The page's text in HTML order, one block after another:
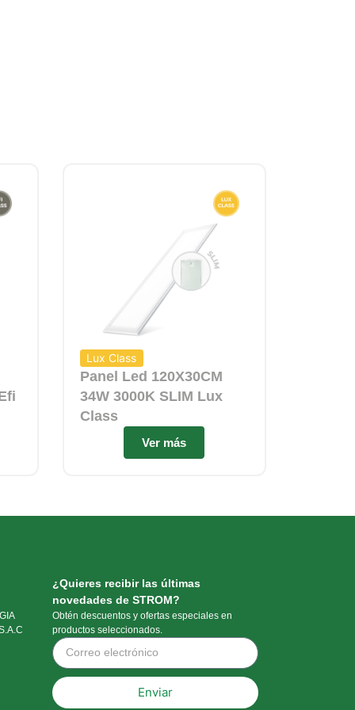
Lux Class
Panel Led 120X30CM
34W 3000K SLIM Lux
Class
Ver más
¿Quieres recibir las últimas
novedades de STROM?
Obtén descuentos y ofertas especiales en
productos seleccionados.
Enviar